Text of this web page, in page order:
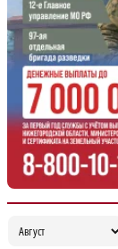
Названы причины и
инцидента с
дронами в Ворсме
17:29